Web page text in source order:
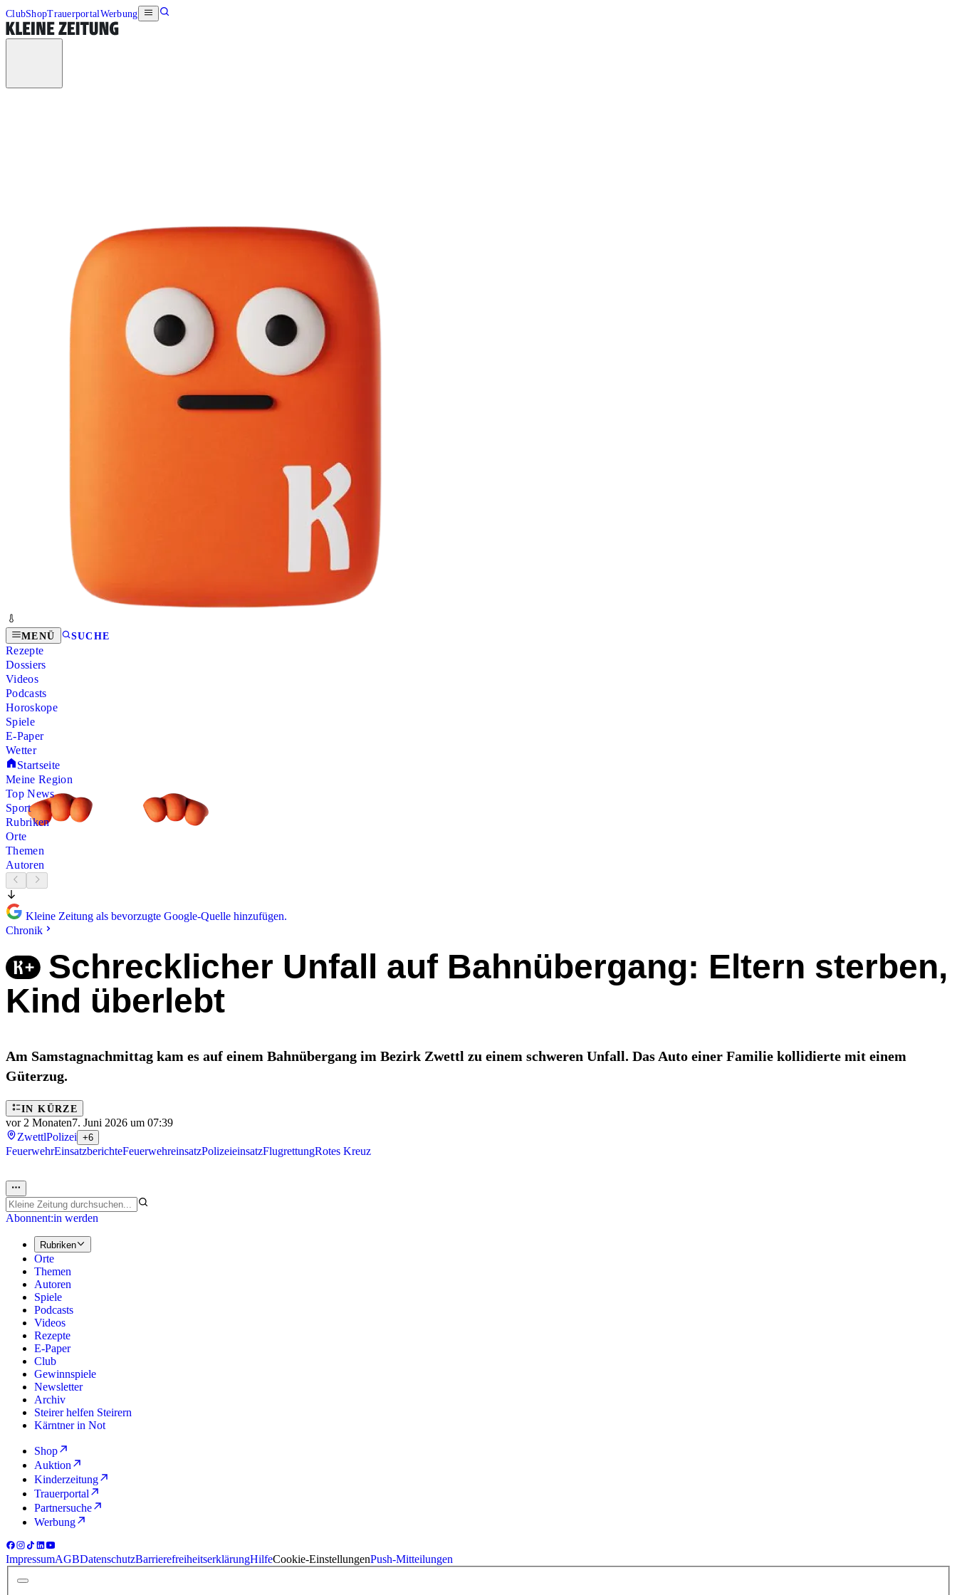
ClubShopTrauerportalWerbung
MENÜ SUCHE
Rezepte
Dossiers
Videos
Podcasts
Horoskope
Spiele
E-Paper
Wetter
Startseite
Meine Region
Top News
Sport
Rubriken
Orte
Themen
Autoren
Kleine Zeitung als bevorzugte Google-Quelle hinzufügen.
Chronik
Schrecklicher Unfall auf Bahnübergang: Eltern sterben,
Kind überlebt
Am Samstagnachmittag kam es auf einem Bahnübergang im Bezirk Zwettl zu einem schweren Unfall. Das Auto einer Familie kollidierte mit einem
Güterzug.
IN KÜRZE
vor 2 Monaten7. Juni 2026 um 07:39
ZwettlPolizei +6
FeuerwehrEinsatzberichteFeuerwehreinsatzPolizeieinsatzFlugrettungRotes Kreuz
Abonnent:in werden
Rubriken
Orte
Themen
Autoren
Spiele
Podcasts
Videos
Rezepte
E-Paper
Club
Gewinnspiele
Newsletter
Archiv
Steirer helfen Steirern
Kärntner in Not
Shop
Auktion
Kinderzeitung
Trauerportal
Partnersuche
Werbung
ImpressumAGBDatenschutzBarrierefreiheitserklärungHilfeCookie-EinstellungenPush-Mitteilungen